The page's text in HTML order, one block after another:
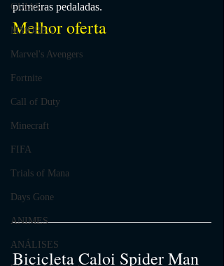
GUIAS
MMORPG
Marvel's Avengers
Fortnite
Call of Duty
Minecraft
FIFA
Trials of Mana
Days Gone
ANIMES
ANÁLISES
primeiras pedaladas.
Melhor oferta
Bicicleta Caloi Spider Man